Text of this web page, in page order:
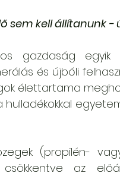
sem kell állítanunk -
gazdaság egyik
és újbóli
élettartama
(propilén-
az